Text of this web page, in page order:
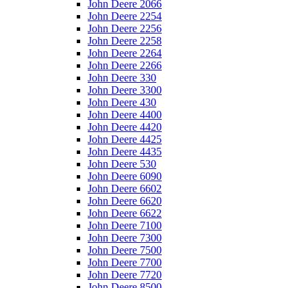
John Deere 2066
John Deere 2254
John Deere 2256
John Deere 2258
John Deere 2264
John Deere 2266
John Deere 330
John Deere 3300
John Deere 430
John Deere 4400
John Deere 4420
John Deere 4425
John Deere 4435
John Deere 530
John Deere 6090
John Deere 6602
John Deere 6620
John Deere 6622
John Deere 7100
John Deere 7300
John Deere 7500
John Deere 7700
John Deere 7720